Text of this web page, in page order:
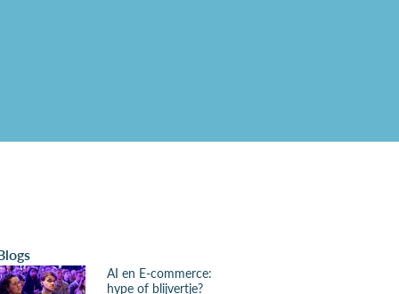
AI en E-commerce:
hype of blijvertje?